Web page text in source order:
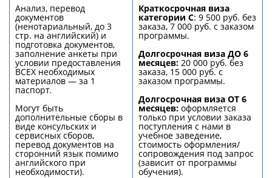
Анализ, перевод
документов
(ненотариальный, до 3
стр. на английский) и
подготовка документов,
заполнение анкеты при
условии предоставления
ВСЕХ необходимых
материалов — за 1
паспорт.
Могут быть
дополнительные сборы в
виде консульских и
сервисных сборов,
перевод документов на
сторонний язык помимо
английского при
необходимости).
Краткосрочная виза
категории С: 9 500 руб. без
заказа, 7 000 руб. с заказом
программы.
Долгосрочная виза ДО 6
месяцев:20 000 руб. без
заказа, 15 000 руб. с
заказом программы.
Долгосрочная виза ОТ 6
месяцев:оформляется
только при условии заказа
поступления с нами в
учебное заведение,
стоимость оформления/
сопровождения под запрос
(зависит от программы
обучения).